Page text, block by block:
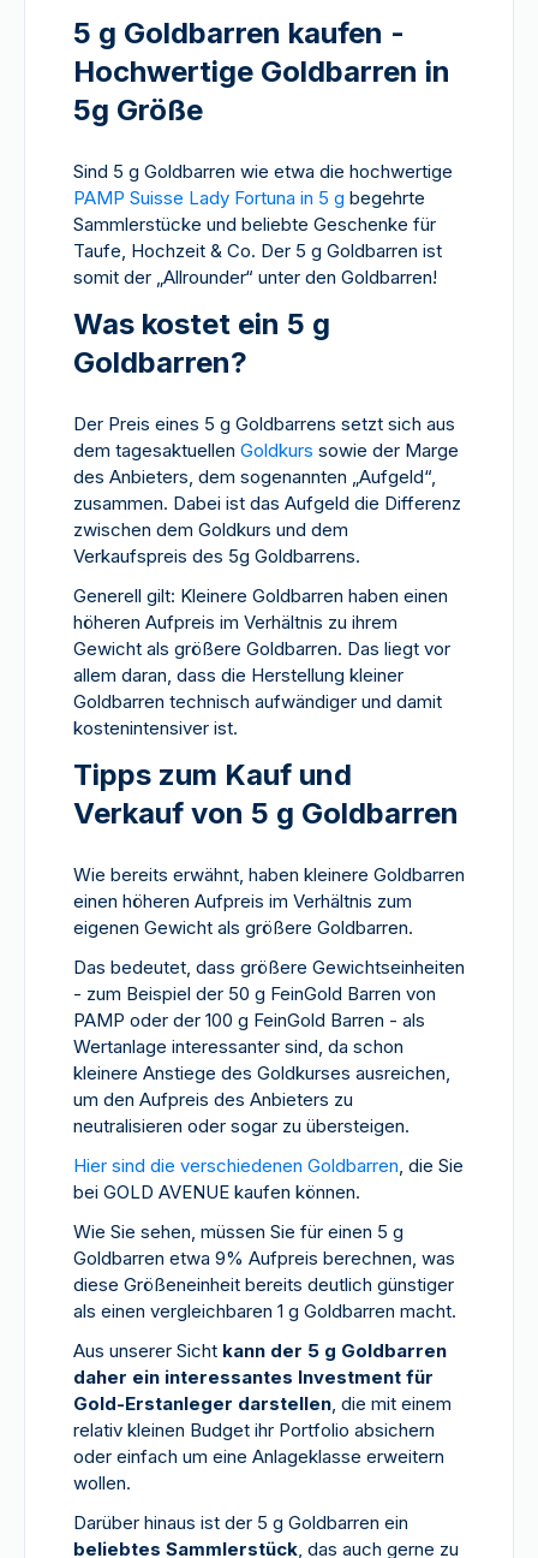
5 g Goldbarren kaufen -
Hochwertige Goldbarren in
5g Größe
Sind 5 g Goldbarren wie etwa die hochwertige
PAMP Suisse Lady Fortuna in 5 g begehrte
Sammlerstücke und beliebte Geschenke für
Taufe, Hochzeit & Co. Der 5 g Goldbarren ist
somit der „Allrounder“ unter den Goldbarren!
Was kostet ein 5 g
Goldbarren?
Der Preis eines 5 g Goldbarrens setzt sich aus
dem tagesaktuellen Goldkurs sowie der Marge
des Anbieters, dem sogenannten „Aufgeld“,
zusammen. Dabei ist das Aufgeld die Differenz
zwischen dem Goldkurs und dem
Verkaufspreis des 5g Goldbarrens.
Generell gilt: Kleinere Goldbarren haben einen
höheren Aufpreis im Verhältnis zu ihrem
Gewicht als größere Goldbarren. Das liegt vor
allem daran, dass die Herstellung kleiner
Goldbarren technisch aufwändiger und damit
kostenintensiver ist.
Tipps zum Kauf und
Verkauf von 5 g Goldbarren
Wie bereits erwähnt, haben kleinere Goldbarren
einen höheren Aufpreis im Verhältnis zum
eigenen Gewicht als größere Goldbarren.
Das bedeutet, dass größere Gewichtseinheiten
- zum Beispiel der 50 g FeinGold Barren von
PAMP oder der 100 g FeinGold Barren - als
Wertanlage interessanter sind, da schon
kleinere Anstiege des Goldkurses ausreichen,
um den Aufpreis des Anbieters zu
neutralisieren oder sogar zu übersteigen.
Hier sind die verschiedenen Goldbarren, die Sie
bei GOLD AVENUE kaufen können.
Wie Sie sehen, müssen Sie für einen 5 g
Goldbarren etwa 9% Aufpreis berechnen, was
diese Größeneinheit bereits deutlich günstiger
als einen vergleichbaren 1 g Goldbarren macht.
Aus unserer Sicht kann der 5 g Goldbarren
daher ein interessantes Investment für
Gold-Erstanleger darstellen, die mit einem
relativ kleinen Budget ihr Portfolio absichern
oder einfach um eine Anlageklasse erweitern
wollen.
Darüber hinaus ist der 5 g Goldbarren ein
beliebtes Sammlerstück, das auch gerne zu